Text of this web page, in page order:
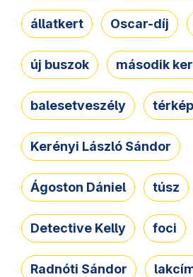
állatkert Oscar-díj
új buszok második
balesetveszély térkép
Kerényi László Sándor
Ágoston Dániel túsz
Detective Kelly foci
Radnóti Sándor